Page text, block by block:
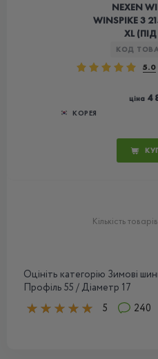
NEXEN
WINSPIKE 3
XL
КОД
5.0
ціна 4
КОРЕЯ
Кількість товарів
Оцініть категорію Зимові
Профіль 55 / Діаметр 17
5
240